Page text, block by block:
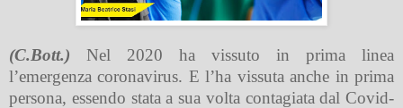
(C.Bott.) Nel 2020 ha vissuto in prima linea
l’emergenza coronavirus. E l’ha vissuta anche in prima
persona, essendo stata a sua volta contagiata dal Covid-